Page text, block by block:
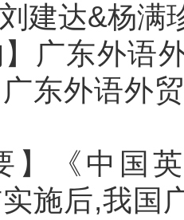
达&杨满
东外语外
东外语外
《中国英
施后,我国